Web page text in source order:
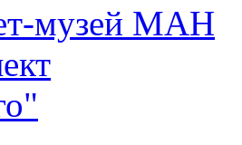
музей МАН